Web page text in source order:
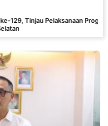
Pelaksanaan Program Di